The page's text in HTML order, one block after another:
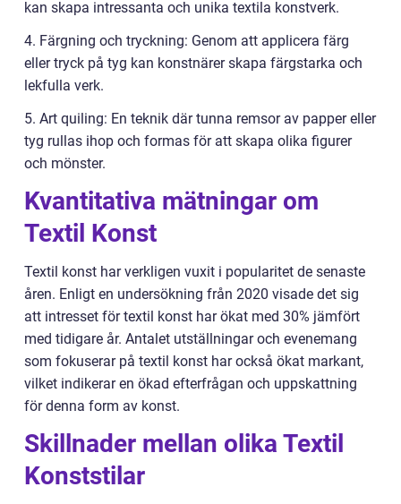
kan skapa intressanta och unika textila konstverk.
4. Färgning och tryckning: Genom att applicera färg
eller tryck på tyg kan konstnärer skapa färgstarka och
lekfulla verk.
5. Art quiling: En teknik där tunna remsor av papper eller
tyg rullas ihop och formas för att skapa olika figurer
och mönster.
Kvantitativa mätningar om
Textil Konst
Textil konst har verkligen vuxit i popularitet de senaste
åren. Enligt en undersökning från 2020 visade det sig
att intresset för textil konst har ökat med 30% jämfört
med tidigare år. Antalet utställningar och evenemang
som fokuserar på textil konst har också ökat markant,
vilket indikerar en ökad efterfrågan och uppskattning
för denna form av konst.
Skillnader mellan olika Textil
Konststilar